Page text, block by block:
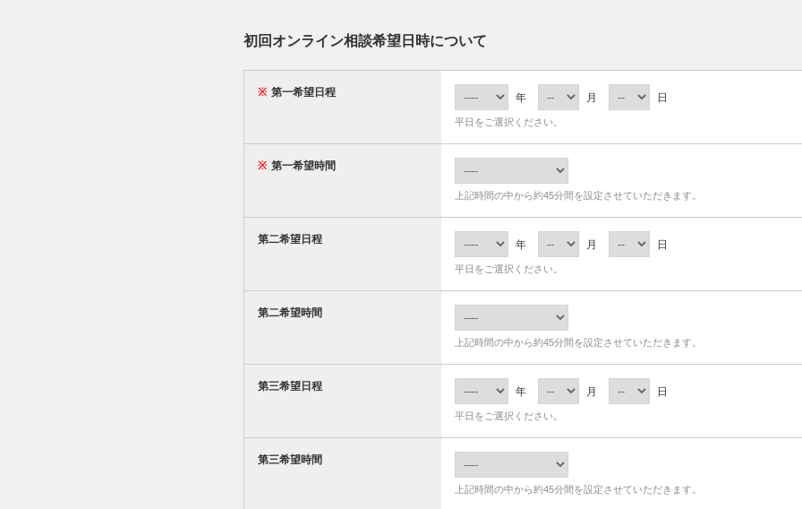
初回オンライン相談希望日時について
※ 第一希望日程 年 月 日
平日をご選択ください。
※ 第一希望時間
上記時間の中から約45分間を設定させていただきます。
第二希望日程 年 月 日
平日をご選択ください。
第二希望時間
上記時間の中から約45分間を設定させていただきます。
第三希望日程 年 月 日
平日をご選択ください。
第三希望時間
上記時間の中から約45分間を設定させていただきます。